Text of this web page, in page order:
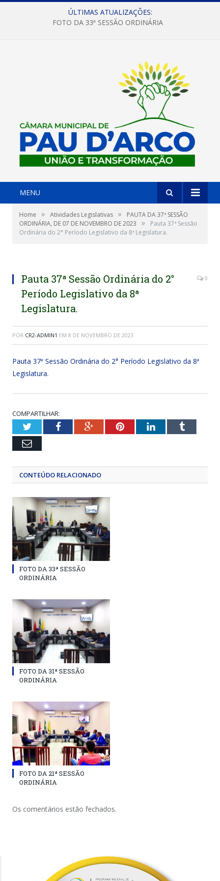
ÚLTIMAS ATUALIZAÇÕES:
FOTO DA 33ª SESSÃO ORDINÁRIA
MENU
Home » Atividades Legislativas »
PAUTA DA 37ª SESSÃO
ORDINÁRIA, DE 07 DE NOVEMBRO DE 2023
»
Pauta 37ª Sessão
Ordinária do 2° Período Legislativo da 8ª Legislatura.
Pauta 37ª Sessão Ordinária do 2°
Período Legislativo da 8ª
Legislatura.
0
POR CR2-ADMIN1 EM 8 DE NOVEMBRO DE 2023
Pauta 37ª Sessão Ordinária do 2° Período Legislativo da 8ª
Legislatura.
COMPARTILHAR:
TwitterFacebookGoogle+PinterestLinkedInTumblr
Email
CONTEÚDO RELACIONADO
FOTO DA 33ª SESSÃO
ORDINÁRIA
FOTO DA 31ª SESSÃO
ORDINÁRIA
FOTO DA 21ª SESSÃO
ORDINÁRIA
Os comentários estão fechados.